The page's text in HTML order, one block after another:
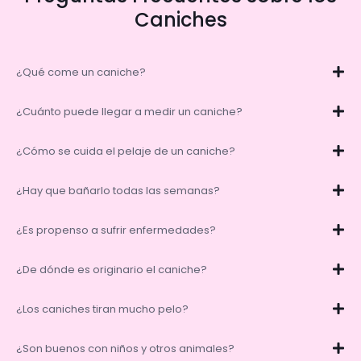
Caniches
¿Qué come un caniche?
¿Cuánto puede llegar a medir un caniche?
¿Cómo se cuida el pelaje de un caniche?
¿Hay que bañarlo todas las semanas?
¿Es propenso a sufrir enfermedades?
¿De dónde es originario el caniche?
¿Los caniches tiran mucho pelo?
¿Son buenos con niños y otros animales?